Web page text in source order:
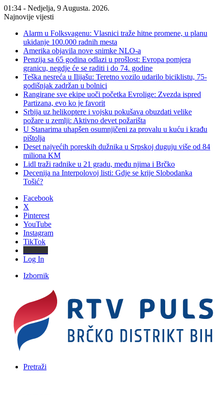
01:34 - Nedjelja, 9 Augusta. 2026.
Najnovije vijesti
Alarm u Folksvagenu: Vlasnici traže hitne promene, u planu
ukidanje 100.000 radnih mesta
Amerika objavila nove snimke NLO-a
Penzija sa 65 godina odlazi u prošlost: Evropa pomjera
granicu, negdje će se raditi i do 74. godine
Teška nesreća u Ilijašu: Teretno vozilo udarilo biciklistu, 75-
godišnjak zadržan u bolnici
Rangirane sve ekipe uoči početka Evrolige: Zvezda ispred
Partizana, evo ko je favorit
Srbija uz helikoptere i vojsku pokušava obuzdati velike
požare u zemlji: Aktivno devet požarišta
U Stanarima uhapšen osumnjičeni za provalu u kuću i krađu
pištolja
Deset najvećih poreskih dužnika u Srpskoj duguju više od 84
miliona KM
Lidl traži radnike u 21 gradu, među njima i Brčko
Decenija na Interpolovoj listi: Gdje se krije Slobodanka
Tošić?
Facebook
X
Pinterest
YouTube
Instagram
TikTok
Log In
Izbornik
Pretraži